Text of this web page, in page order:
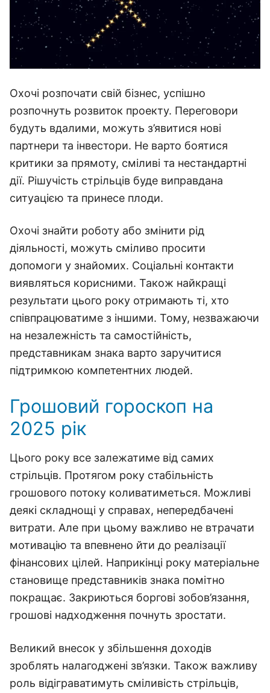
Охочі розпочати свій бізнес, успішно
розпочнуть розвиток проекту. Переговори
будуть вдалими, можуть з’явитися нові
партнери та інвестори. Не варто боятися
критики за прямоту, сміливі та нестандартні
дії. Рішучість стрільців буде виправдана
ситуацією та принесе плоди.
Охочі знайти роботу або змінити рід
діяльності, можуть сміливо просити
допомоги у знайомих. Соціальні контакти
виявляться корисними. Також найкращі
результати цього року отримають ті, хто
співпрацюватиме з іншими. Тому, незважаючи
на незалежність та самостійність,
представникам знака варто заручитися
підтримкою компетентних людей.
Грошовий гороскоп на
2025 рік
Цього року все залежатиме від самих
стрільців. Протягом року стабільність
грошового потоку коливатиметься. Можливі
деякі складнощі у справах, непередбачені
витрати. Але при цьому важливо не втрачати
мотивацію та впевнено йти до реалізації
фінансових цілей. Наприкінці року матеріальне
становище представників знака помітно
покращає. Закриються боргові зобов’язання,
грошові надходження почнуть зростати.
Великий внесок у збільшення доходів
зроблять налагоджені зв’язки. Також важливу
роль відіграватимуть сміливість стрільців,